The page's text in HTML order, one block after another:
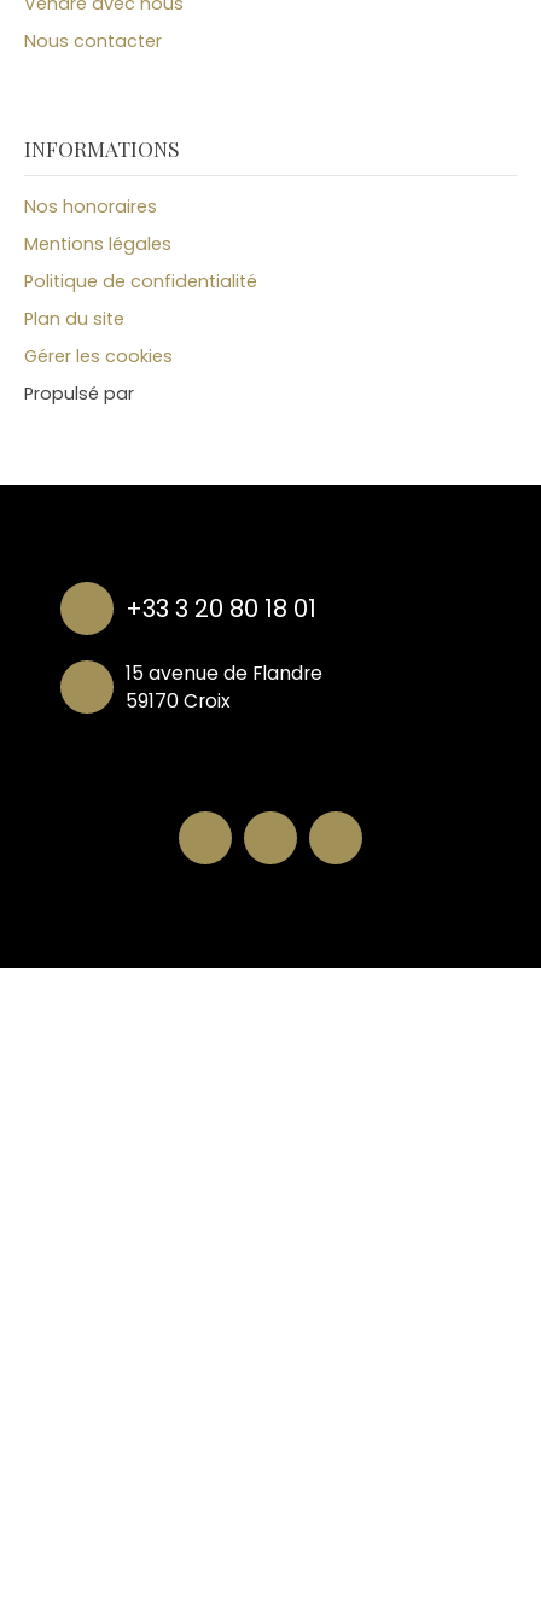
Nous contacter
INFORMATIONS
Nos honoraires
Mentions légales
Politique de confidentialité
Plan du site
Gérer les cookies
Propulsé par
+33 3 20 80 18 01
15 avenue de Flandre
59170 Croix